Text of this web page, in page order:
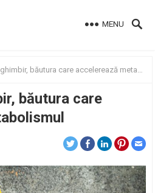
MENU
băutura care accelerează metabolismul
băutura care